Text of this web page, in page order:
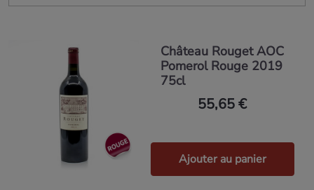
Château Rouget AOC
Pomerol Rouge 2019
75cl
55,65 €
Ajouter au panier